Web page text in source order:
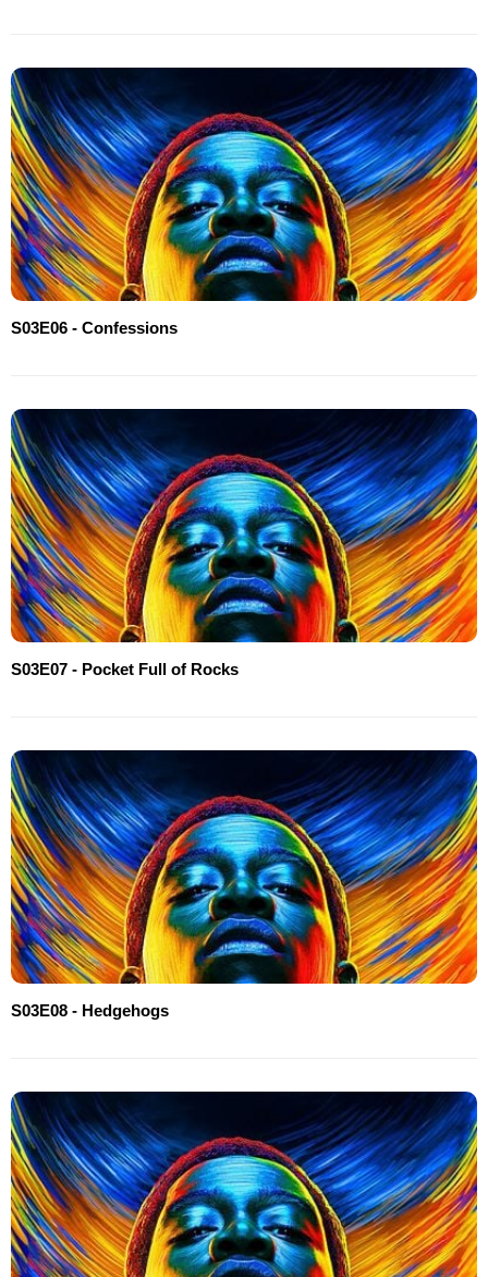
S03E06 - Confessions
S03E07 - Pocket Full of Rocks
S03E08 - Hedgehogs